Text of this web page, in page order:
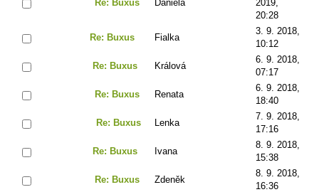
Re: Buxus Daniela
2019,
20:28
Re: Buxus Fialka
3. 9. 2018,
10:12
Re: Buxus Králová
6. 9. 2018,
07:17
Re: Buxus Renata
6. 9. 2018,
18:40
Re: Buxus Lenka
7. 9. 2018,
17:16
Re: Buxus Ivana
8. 9. 2018,
15:38
Re: Buxus Zdeněk
8. 9. 2018,
16:36